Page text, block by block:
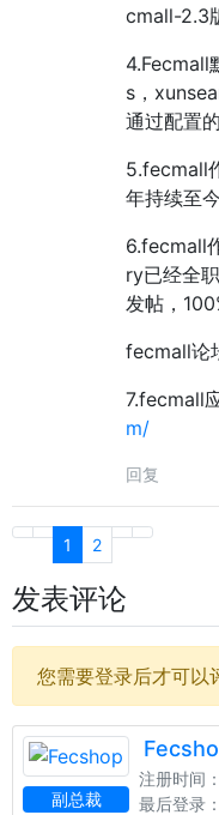
cmall-2.3
4.Fecmall
s，
通过配置
5.fecmall
年持续至
6.fecmall
ry已经全
发帖，
fecmall论
7.fecmall
m/
回复
1 2
发表评论
您需要登录后才可以
副总裁
注册时间
最后登录